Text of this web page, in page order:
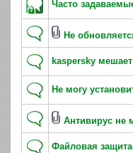
Часто
Не
kaspersky мешает
Не могу
Антивирус не
Файловая защита